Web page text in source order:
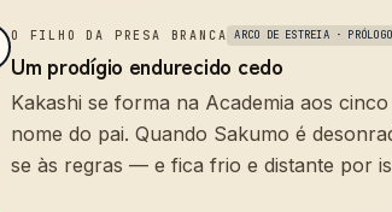
O FILHO DA PRESA BRANCA ARCO DE ESTREIA · PRÓLOGO
Um prodígio endurecido cedo
Kakashi se forma na Academia aos
nome do pai. Quando Sakumo é
se às regras — e fica frio e distante por